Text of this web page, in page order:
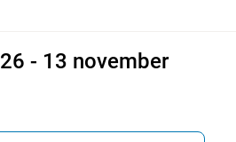
- 13 november